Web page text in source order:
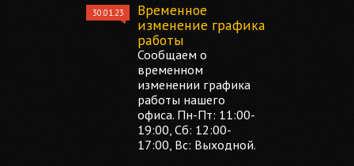
30.01.23
Временное
изменение графика
работы
Сообщаем о
временном
изменении графика
работы нашего
офиса. Пн-Пт: 11:00-
19:00, Сб: 12:00-
17:00, Вс: Выходной.